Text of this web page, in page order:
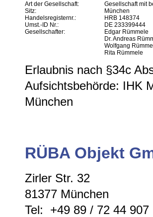
Art der Gesellschaft:
Gesellschaft mit
Sitz:
München
Handelsregisternr.:
HRB 148374
Umst.-ID Nr.:
DE 233399444
Gesellschafter:
Edgar Rümmele
Dr. Andreas
Wolfgang
Rita Rümmele
Erlaubnis nach §34c
Aufsichtsbehörde: IHK
München
RÜBA Objekt
Zirler Str. 32
81377 München
Tel: +49 89 / 72 44